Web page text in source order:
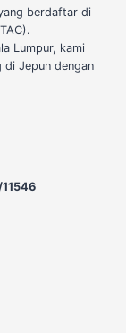
berdaftar di
Lumpur, kami
di Jepun dengan